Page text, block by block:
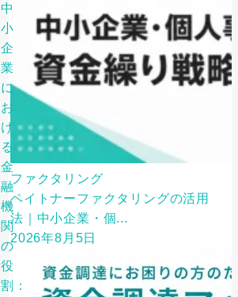
中
小
企
業
に
お
け
る
金
融
機
関
の
役
割：
ファクタリング
ペイトナーファクタリングの活用
法｜中小企業・個...
2026年8月5日